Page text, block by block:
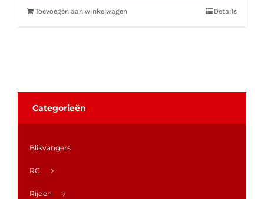
Toevoegen aan winkelwagen Details
Categorieën
Blikvangers
RC
Rijden